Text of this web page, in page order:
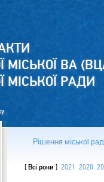
МІСЬКОЇ ВА
МІСЬКОЇ РАДИ
Рішення міської
[ Всі роки ] 2021 2020